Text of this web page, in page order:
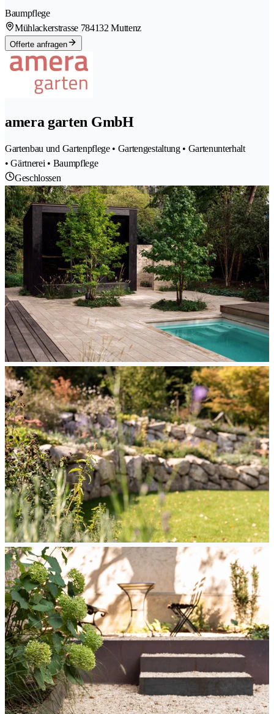
Baumpflege
Mühlackerstrasse 784132 Muttenz
Offerte anfragen
amera garten GmbH
Gartenbau und Gartenpflege • Gartengestaltung • Gartenunterhalt
• Gärtnerei • Baumpflege
Geschlossen